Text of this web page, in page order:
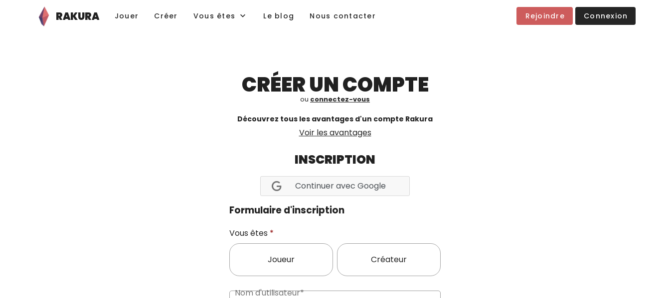
RAKURA Jouer Créer Vous êtes Le blog Nous contacter Rejoindre Connexion
CRÉER UN COMPTE
ou connectez-vous
Découvrez tous les avantages d'un compte Rakura
Voir les avantages
INSCRIPTION
Continuer avec Google
Formulaire d'inscription
Vous êtes *
Joueur Créateur
Nom d'utilisateur*